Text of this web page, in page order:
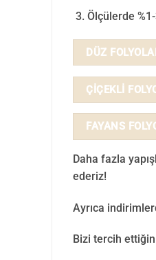
Ölçülerde
DÜZ
ÇİÇEKLİ
FAYANS
Daha fazla
ederiz!
Ayrıca
Bizi tercih